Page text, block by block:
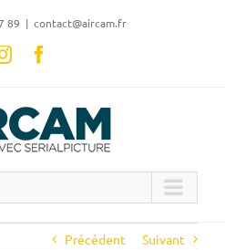
89 | contact@aircam.fr
Instagram
Précédent Suivant